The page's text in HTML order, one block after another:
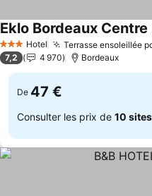
3 ÉtoilesHotel Terrasse ensoleillée
Eklo Bordeaux
7,2 4 970 Bordeaux
De 47 €
Consulter les prix de 10 sites